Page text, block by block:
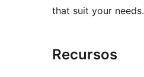
that suit your needs.
Recursos